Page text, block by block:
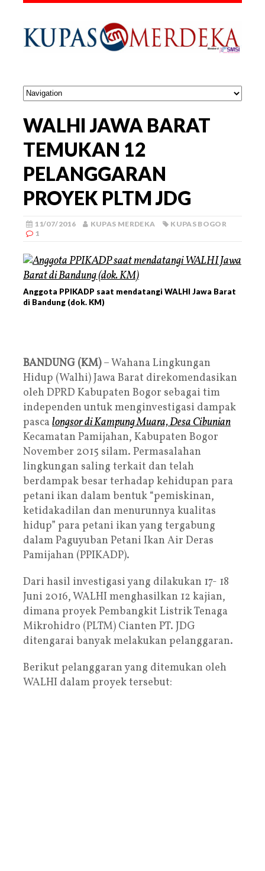
WALHI JAWA BARAT
TEMUKAN 12
PELANGGARAN
PROYEK PLTM JDG
11/07/2016 KUPAS MERDEKA
KUPAS BOGOR
1
Anggota PPIKADP saat mendatangi WALHI Jawa Barat
di Bandung (dok. KM)
BANDUNG (KM)– Wahana Lingkungan
Hidup (Walhi) Jawa Barat direkomendasikan
oleh DPRD Kabupaten Bogor sebagai tim
independen untuk menginvestigasi dampak
pasca longsor di Kampung Muara, Desa Cibunian
Kecamatan Pamijahan, Kabupaten Bogor
November 2015 silam. Permasalahan
lingkungan saling terkait dan telah
berdampak besar terhadap kehidupan para
petani ikan dalam bentuk “pemiskinan,
ketidakadilan dan menurunnya kualitas
hidup” para petani ikan yang tergabung
dalam Paguyuban Petani Ikan Air Deras
Pamijahan (PPIKADP).
Dari hasil investigasi yang dilakukan 17- 18
Juni 2016, WALHI menghasilkan 12 kajian,
dimana proyek Pembangkit Listrik Tenaga
Mikrohidro (PLTM) Cianten PT. JDG
ditengarai banyak melakukan pelanggaran.
Berikut pelanggaran yang ditemukan oleh
WALHI dalam proyek tersebut: